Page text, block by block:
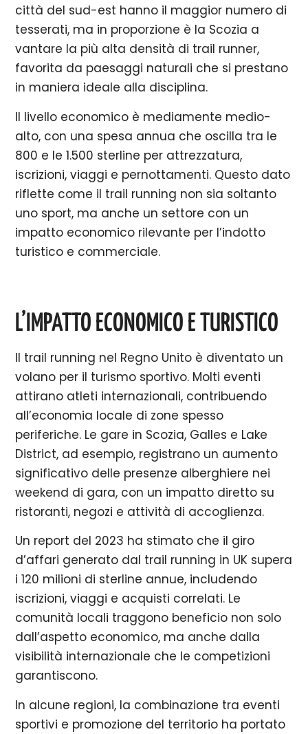
città del sud-est hanno il maggior numero di
tesserati, ma in proporzione è la Scozia a
vantare la più alta densità di trail runner,
favorita da paesaggi naturali che si prestano
in maniera ideale alla disciplina.
Il livello economico è mediamente medio-
alto, con una spesa annua che oscilla tra le
800 e le 1.500 sterline per attrezzatura,
iscrizioni, viaggi e pernottamenti. Questo dato
riflette come il trail running non sia soltanto
uno sport, ma anche un settore con un
impatto economico rilevante per l’indotto
turistico e commerciale.
L’IMPATTO ECONOMICO E TURISTICO
Il trail running nel Regno Unito è diventato un
volano per il turismo sportivo. Molti eventi
attirano atleti internazionali, contribuendo
all’economia locale di zone spesso
periferiche. Le gare in Scozia, Galles e Lake
District, ad esempio, registrano un aumento
significativo delle presenze alberghiere nei
weekend di gara, con un impatto diretto su
ristoranti, negozi e attività di accoglienza.
Un report del 2023 ha stimato che il giro
d’affari generato dal trail running in UK supera
i 120 milioni di sterline annue, includendo
iscrizioni, viaggi e acquisti correlati. Le
comunità locali traggono beneficio non solo
dall’aspetto economico, ma anche dalla
visibilità internazionale che le competizioni
garantiscono.
In alcune regioni, la combinazione tra eventi
sportivi e promozione del territorio ha portato